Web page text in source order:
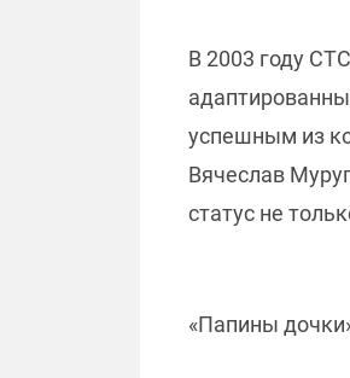
В 2003 году
успешным из
Вячеслав
статус не
«Папины